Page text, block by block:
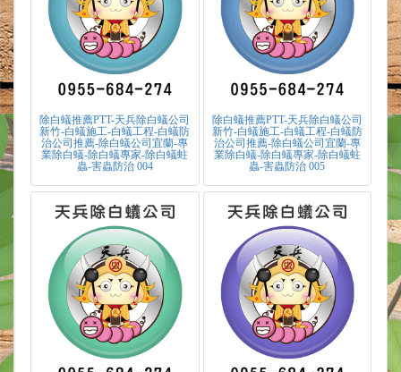
除白蟻推薦PTT-天兵除白蟻公司
新竹-白蟻施工-白蟻工程-白蟻防
治公司推薦-除白蟻公司宜蘭-專
業除白蟻-除白蟻專家-除白蟻蛀
蟲-害蟲防治 004
除白蟻推薦PTT-天兵除白蟻公司
新竹-白蟻施工-白蟻工程-白蟻防
治公司推薦-除白蟻公司宜蘭-專
業除白蟻-除白蟻專家-除白蟻蛀
蟲-害蟲防治 005